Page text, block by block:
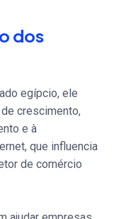
dos
egípcio, ele
crescimento,
e à
que influencia
de comércio